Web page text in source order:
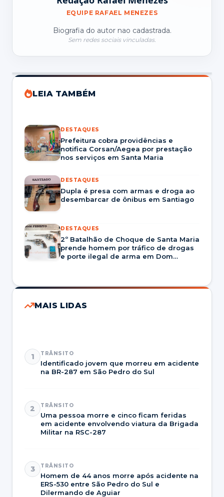
EQUIPE RAFAEL MENEZES
Biografia do autor nao cadastrada.
Sem redes sociais vinculadas.
LEIA TAMBÉM
DESTAQUES
Prefeitura cobra providências e
notifica Corsan/Aegea por prestação
nos serviços em Santa Maria
DESTAQUES
Dupla é presa com armas e droga ao
desembarcar de ônibus em Santiago
DESTAQUES
2º Batalhão de Choque de Santa Maria
prende homem por tráfico de drogas
e porte ilegal de arma em Dom
MAIS LIDAS
1 TRÂNSITO
Identificado jovem que morreu em acidente
na BR-287 em São Pedro do Sul
2 TRÂNSITO
Uma pessoa morre e cinco ficam feridas
em acidente envolvendo viatura da Brigada
Militar na RSC-287
3 TRÂNSITO
Homem de 44 anos morre após acidente na
ERS-530 entre São Pedro do Sul e
Dilermando de Aguiar